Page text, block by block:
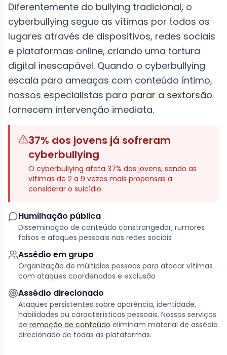
Diferentemente do bullying tradicional, o
cyberbullying segue as vítimas por todos os
lugares através de dispositivos, redes sociais
e plataformas online, criando uma tortura
digital inescapável. Quando o cyberbullying
escala para ameaças com conteúdo íntimo,
nossos especialistas para parar a sextorsão
fornecem intervenção imediata.
37% dos jovens já sofreram
cyberbullying
O cyberbullying afeta 37% dos jovens, sendo as
vítimas de 2 a 9 vezes mais propensas a
considerar o suicídio.
Humilhação pública
Disseminação de conteúdo constrangedor, rumores
falsos e ataques pessoais nas redes sociais
Assédio em grupo
Organização de múltiplas pessoas para atacar vítimas
com ataques coordenados e exclusão
Assédio direcionado
Ataques persistentes sobre aparência, identidade,
habilidades ou características pessoais. Nossos serviços
de remoção de conteúdo eliminam material de assédio
direcionado de todas as plataformas.